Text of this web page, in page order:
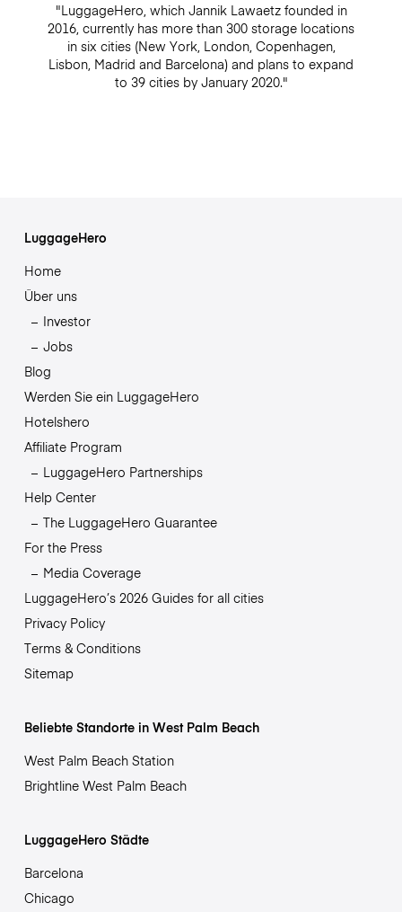
"LuggageHero, which Jannik Lawaetz founded in
2016, currently has more than 300 storage locations
in six cities (New York, London, Copenhagen,
Lisbon, Madrid and Barcelona) and plans to expand
to 39 cities by January 2020."
LuggageHero
Home
Über uns
Investor
Jobs
Blog
Werden Sie ein LuggageHero
Hotelshero
Affiliate Program
LuggageHero Partnerships
Help Center
The LuggageHero Guarantee
For the Press
Media Coverage
LuggageHero’s 2026 Guides for all cities
Privacy Policy
Terms & Conditions
Sitemap
Beliebte Standorte in West Palm Beach
West Palm Beach Station
Brightline West Palm Beach
LuggageHero Städte
Barcelona
Chicago